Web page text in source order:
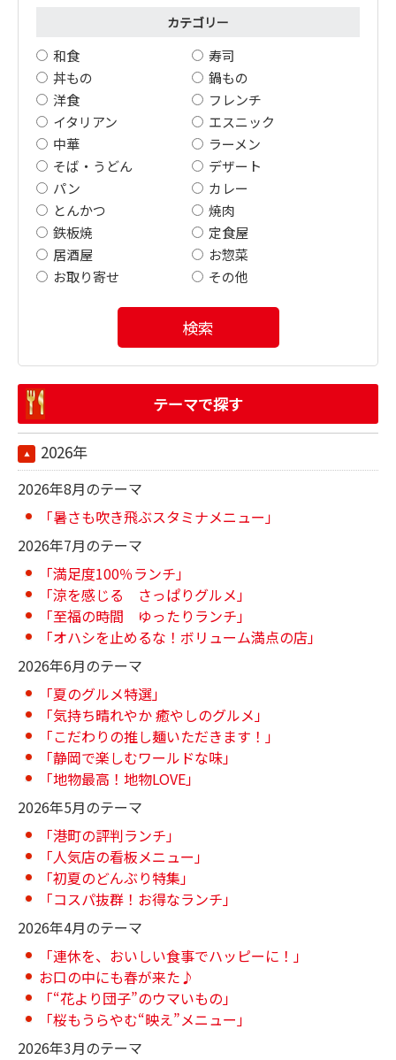
カテゴリー
和食
寿司
丼もの
鍋もの
洋食
フレンチ
イタリアン
エスニック
中華
ラーメン
そば・うどん
デザート
パン
カレー
とんかつ
焼肉
鉄板焼
定食屋
居酒屋
お惣菜
お取り寄せ
その他
検索
テーマで探す
2026年
2026年8月のテーマ
「暑さも吹き飛ぶスタミナメニュー」
2026年7月のテーマ
「満足度100％ランチ」
「涼を感じる さっぱりグルメ」
「至福の時間 ゆったりランチ」
「オハシを止めるな！ボリューム満点の店」
2026年6月のテーマ
「夏のグルメ特選」
「気持ち晴れやか 癒やしのグルメ」
「こだわりの推し麺いただきます！」
「静岡で楽しむワールドな味」
「地物最高！地物LOVE」
2026年5月のテーマ
「港町の評判ランチ」
「人気店の看板メニュー」
「初夏のどんぶり特集」
「コスパ抜群！お得なランチ」
2026年4月のテーマ
「連休を、おいしい食事でハッピーに！」
お口の中にも春が来た♪
「“花より団子”のウマいもの」
「桜もうらやむ“映え”メニュー」
2026年3月のテーマ